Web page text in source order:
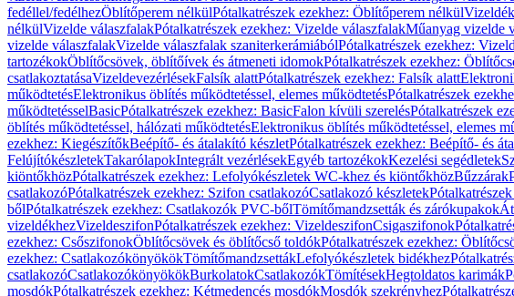
fedéllel/fedélhezÖblítőperem nélkülPótalkatrészek ezekhez: Öblítőperem nélkül
nélkülVizelde válaszfalakPótalkatrészek ezekhez: Vizelde válaszfalakMűanyag vizelde
vizelde válaszfalakVizelde válaszfalak szaniterkerámiábólPótalkatrészek ezekhez:
tartozékokÖblítőcsövek, öblítőívek és átmeneti idomokPótalkatrészek ezekhez:
csatlakoztatásaVizeldevezérlésekFalsík alattPótalkatrészek ezekhez: Falsík alatt
működtetésElektronikus öblítés működtetéssel, elemes működtetésPótalkatrészek
működtetésselBasicPótalkatrészek ezekhez: BasicFalon kívüli szerelésPótalkatrészek
öblítés működtetéssel, hálózati működtetésElektronikus öblítés működtetéssel, elemes
ezekhez: KiegészítőkBeépítő- és átalakító készletPótalkatrészek ezekhez: Beépítő- és
FelújítókészletekTakarólapokIntegrált vezérlésekEgyéb tartozékokKezelési segédletek
kiöntőkhözPótalkatrészek ezekhez: Lefolyókészletek WC-khez és kiöntőkhözBűzzárak
csatlakozóPótalkatrészek ezekhez: Szifon csatlakozóCsatlakozó készletek
bőlPótalkatrészek ezekhez: Csatlakozók PVC-bőlTömítőmandzsetták és zárókupakok
vizeldékhezVizeldeszifonPótalkatrészek ezekhez: VizeldeszifonCsigaszifonok
ezekhez: CsőszifonokÖblítőcsövek és öblítőcső toldókPótalkatrészek ezekhez:
ezekhez: CsatlakozókönyökökTömítőmandzsettákLefolyókészletek bidékhez
csatlakozóCsatlakozókönyökökBurkolatokCsatlakozókTömítésekHegtoldatos karimák
mosdókPótalkatrészek ezekhez: Kétmedencés mosdókMosdók szekrényhez